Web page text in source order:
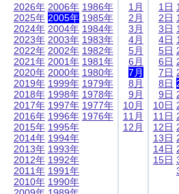
2026年
2025年
2024年
2023年
2022年
2021年
2020年
2019年
2018年
2017年
2016年
2015年
2014年
2013年
2012年
2011年
2010年
2006年
2005年
2004年
2003年
2002年
2001年
2000年
1999年
1998年
1997年
1996年
1995年
1994年
1993年
1992年
1991年
1990年
1986年
1985年
1984年
1983年
1982年
1981年
1980年
1979年
1978年
1977年
1976年
1月
2月
3月
4月
5月
6月
7月
8月
9月
10月
11月
12月
1日
2日
3日
4日
5日
6日
7日
8日
9日
10日
11日
12日
13日
14日
15日